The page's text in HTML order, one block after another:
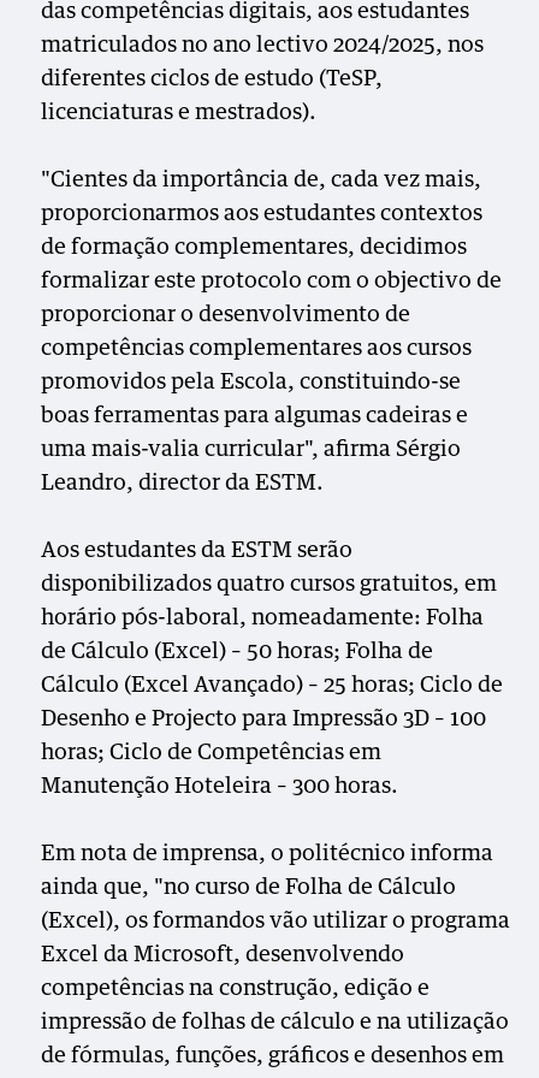
das competências digitais, aos estudantes
matriculados no ano lectivo 2024/2025, nos
diferentes ciclos de estudo (TeSP,
licenciaturas e mestrados).
"Cientes da importância de, cada vez mais,
proporcionarmos aos estudantes contextos
de formação complementares, decidimos
formalizar este protocolo com o objectivo de
proporcionar o desenvolvimento de
competências complementares aos cursos
promovidos pela Escola, constituindo-se
boas ferramentas para algumas cadeiras e
uma mais-valia curricular", afirma Sérgio
Leandro, director da ESTM.
Aos estudantes da ESTM serão
disponibilizados quatro cursos gratuitos, em
horário pós-laboral, nomeadamente: Folha
de Cálculo (Excel) – 50 horas; Folha de
Cálculo (Excel Avançado) – 25 horas; Ciclo de
Desenho e Projecto para Impressão 3D – 100
horas; Ciclo de Competências em
Manutenção Hoteleira – 300 horas.
Em nota de imprensa, o politécnico informa
ainda que, "no curso de Folha de Cálculo
(Excel), os formandos vão utilizar o programa
Excel da Microsoft, desenvolvendo
competências na construção, edição e
impressão de folhas de cálculo e na utilização
de fórmulas, funções, gráficos e desenhos em